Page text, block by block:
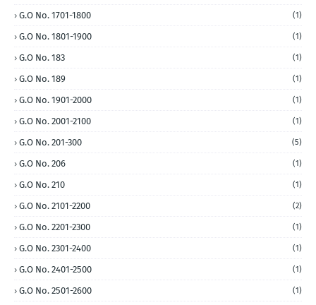
G.O No. 1701-1800 (1)
G.O No. 1801-1900 (1)
G.O No. 183 (1)
G.O No. 189 (1)
G.O No. 1901-2000 (1)
G.O No. 2001-2100 (1)
G.O No. 201-300 (5)
G.O No. 206 (1)
G.O No. 210 (1)
G.O No. 2101-2200 (2)
G.O No. 2201-2300 (1)
G.O No. 2301-2400 (1)
G.O No. 2401-2500 (1)
G.O No. 2501-2600 (1)